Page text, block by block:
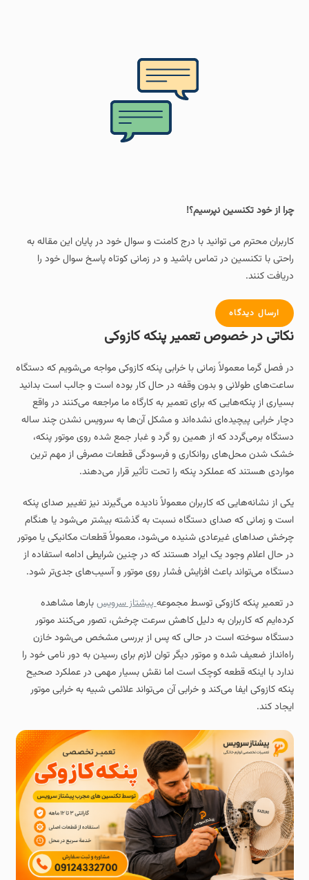
چرا از خود تکنسین نپرسیم؟!
کاربران محترم می توانید با درج کامنت و سوال خود در پایان این مقاله به
راحتی با تکنسین در تماس باشید و در زمانی کوتاه پاسخ سوال خود را
دریافت کنند.
ارسال دیدگاه
نکاتی در خصوص تعمیر پنکه کازوکی
در فصل گرما معمولاً زمانی با خرابی پنکه کازوکی مواجه می‌شویم که دستگاه
ساعت‌های طولانی و بدون وقفه در حال کار بوده است و جالب است بدانید
بسیاری از پنکه‌هایی که برای تعمیر به کارگاه ما مراجعه می‌کنند در واقع
دچار خرابی پیچیده‌ای نشده‌اند و مشکل آن‌ها به سرویس نشدن چند ساله
دستگاه برمی‌گردد که از همین رو گرد و غبار جمع‌ شده روی موتور پنکه،
خشک شدن محل‌های روانکاری و فرسودگی قطعات مصرفی از مهم‌ ترین
مواردی هستند که عملکرد پنکه را تحت تأثیر قرار می‌دهند.
یکی از نشانه‌هایی که کاربران معمولاً نادیده می‌گیرند نیز تغییر صدای پنکه
است و زمانی که صدای دستگاه نسبت به گذشته بیشتر می‌شود یا هنگام
چرخش صداهای غیرعادی شنیده می‌شود، معمولاً قطعات مکانیکی یا موتور
در حال اعلام وجود یک ایراد هستند که در چنین شرایطی ادامه استفاده از
دستگاه می‌تواند باعث افزایش فشار روی موتور و آسیب‌های جدی‌تر شود.
در تعمیر پنکه‌ کازوکی توسط مجموعهپیشتاز سرویسبارها مشاهده
کرده‌ایم که کاربران به دلیل کاهش سرعت چرخش، تصور می‌کنند موتور
دستگاه سوخته است در حالی که پس از بررسی مشخص می‌شود خازن
راه‌انداز ضعیف شده و موتور دیگر توان لازم برای رسیدن به دور نامی خود را
ندارد با اینکه قطعه کوچک است اما نقش بسیار مهمی در عملکرد صحیح
پنکه کازوکی ایفا می‌کند و خرابی آن می‌تواند علائمی شبیه به خرابی موتور
ایجاد کند.